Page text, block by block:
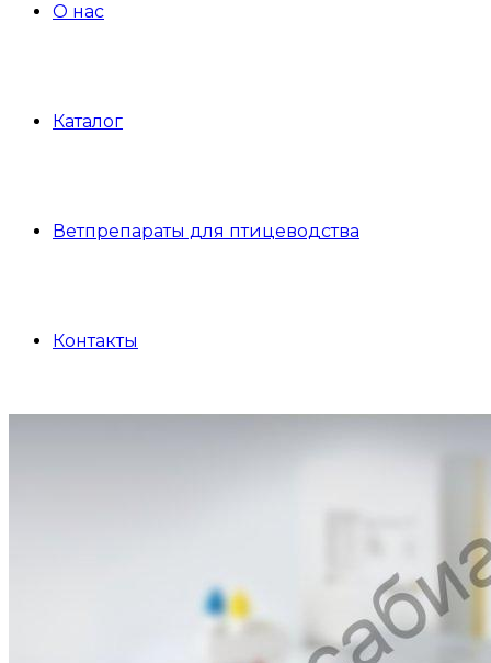
О нас
Каталог
Ветпрепараты для птицеводства
Контакты